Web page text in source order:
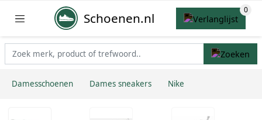
Schoenen.nl
Damesschoenen Dames sneakers Nike